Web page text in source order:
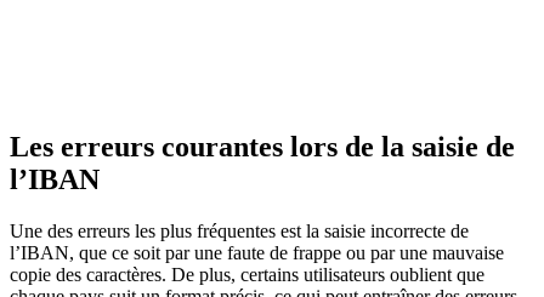
Les erreurs courantes lors de la saisie de
l’IBAN
Une des erreurs les plus fréquentes est la saisie incorrecte de
l’IBAN, que ce soit par une faute de frappe ou par une mauvaise
copie des caractères. De plus, certains utilisateurs oublient que